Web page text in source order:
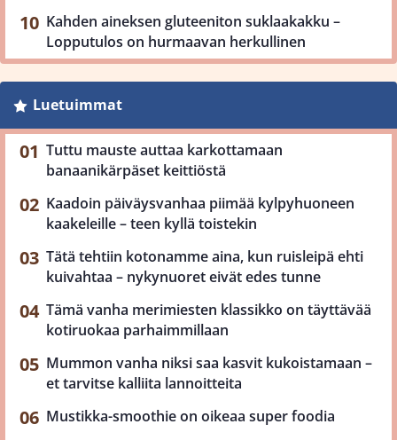
Kahden aineksen gluteeniton suklaakakku –
Lopputulos on hurmaavan herkullinen
Luetuimmat
Tuttu mauste auttaa karkottamaan
banaanikärpäset keittiöstä
Kaadoin päiväysvanhaa piimää kylpyhuoneen
kaakeleille – teen kyllä toistekin
Tätä tehtiin kotonamme aina, kun ruisleipä ehti
kuivahtaa – nykynuoret eivät edes tunne
Tämä vanha merimiesten klassikko on täyttävää
kotiruokaa parhaimmillaan
Mummon vanha niksi saa kasvit kukoistamaan –
et tarvitse kalliita lannoitteita
Mustikka-smoothie on oikeaa super foodia